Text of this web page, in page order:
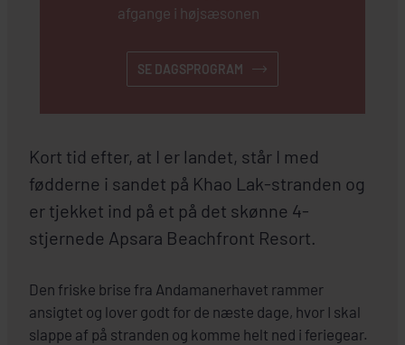
afgange i højsæsonen
SE DAGSPROGRAM
Kort tid efter, at I er landet, står I med
fødderne i sandet på Khao Lak-stranden og
er tjekket ind på et på det skønne 4-
stjernede Apsara Beachfront Resort.
Den friske brise fra Andamanerhavet rammer
ansigtet og lover godt for de næste dage, hvor I skal
slappe af på stranden og komme helt ned i feriegear.